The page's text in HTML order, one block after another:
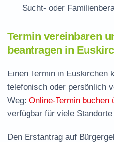
Sucht- oder
Termin vereinbaren
beantragen in
Einen Termin in Euskirchen
telefonisch oder persönlich
Weg: Online-Termin buchen
verfügbar für viele
Den Erstantrag auf